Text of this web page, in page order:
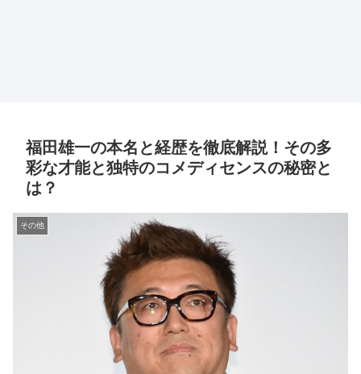
福田雄一の本名と経歴を徹底解説！その多
彩な才能と独特のコメディセンスの秘密と
は？
その他